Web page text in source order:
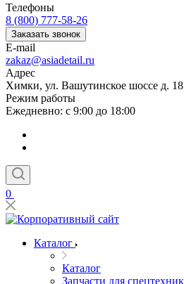
Телефоны
8 (800) 777-58-26
Заказать звонок
E-mail
zakaz@asiadetail.ru
Адрес
Химки, ул. Вашутинское шоссе д.
Режим работы
Ежедневно: с 9:00 до 18:00
0
Каталог
Каталог
Запчасти для